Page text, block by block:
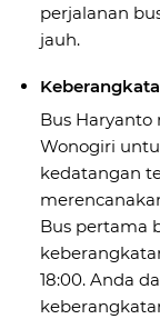
perjalanan
jauh.
Bus
Wonogiri
kedatangan
Bus pertama
18:00. Anda